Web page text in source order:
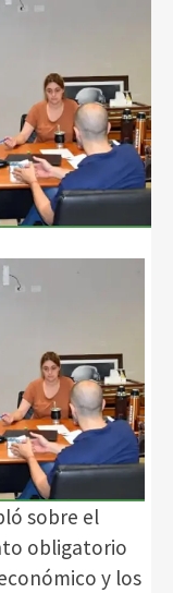
sobre el
obligatorio
y los